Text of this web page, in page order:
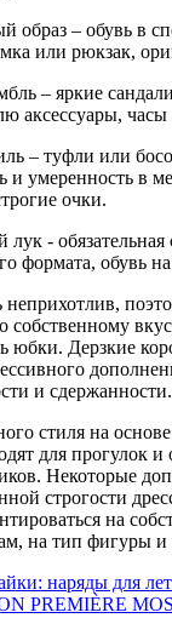
образ – обувь в
или рюкзак,
– яркие
аксессуары, часы
– туфли или
и умеренность в
очки.
- обязательная
формата, обувь
собственному
юбки. Дерзкие
и сдержанности.
стиля на
для прогулок и
Некоторые
строгости
на
на тип фигуры
наряды для
PREMIÈRE